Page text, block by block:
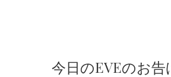
今日のEVEのお告